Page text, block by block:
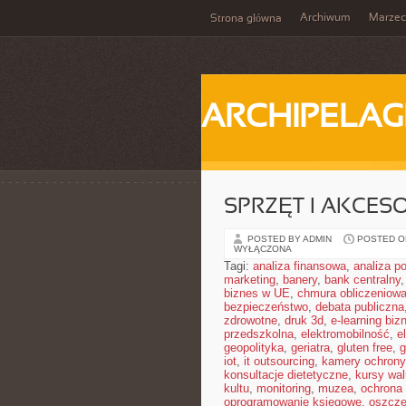
Strona główna Archiwum Marzec
SPRZĘT I
POSTED BY ADMIN POSTED
WYŁĄCZONA
Tagi: analiza finansowa, analiza
marketing, banery, bank centralny,
biznes w UE, chmura obliczeniowa
bezpieczeństwo, debata publiczna,
zdrowotne, druk 3d, e-learning
przedszkolna, elektromobilność,
geopolityka, geriatra, gluten free,
iot, it outsourcing, kamery ochrony
konsultacje dietetyczne, kursy
kultu, monitoring, muzea, ochrona
oprogramowanie księgowe,